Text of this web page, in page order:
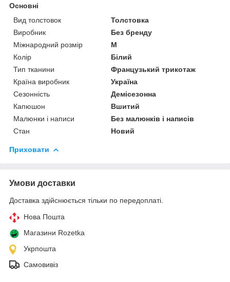
Основні
Вид толстовок
Толстовка
Виробник
Без бренду
Міжнародний розмір
M
Колір
Білий
Тип тканини
Французький трикотаж
Країна виробник
Україна
Сезонність
Демісезонна
Капюшон
Вшитий
Малюнки і написи
Без малюнків і написів
Стан
Новий
Приховати
Умови доставки
Доставка здійснюється тільки по передоплаті.
Нова Пошта
Магазини Rozetka
Укрпошта
Самовивіз